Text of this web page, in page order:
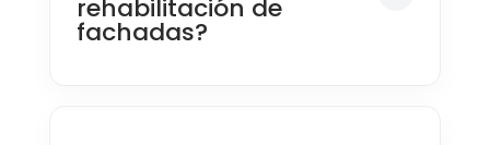
rehabilitación de
fachadas?